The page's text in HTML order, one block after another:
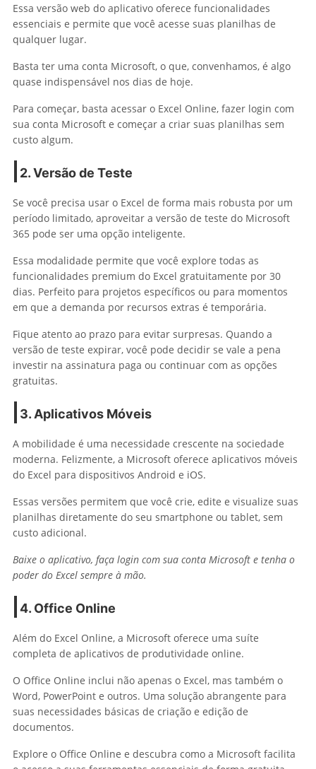
Essa versão web do aplicativo oferece funcionalidades
essenciais e permite que você acesse suas planilhas de
qualquer lugar.
Basta ter uma conta Microsoft, o que, convenhamos, é algo
quase indispensável nos dias de hoje.
Para começar, basta acessar o Excel Online, fazer login com
sua conta Microsoft e começar a criar suas planilhas sem
custo algum.
2. Versão de Teste
Se você precisa usar o Excel de forma mais robusta por um
período limitado, aproveitar a versão de teste do Microsoft
365 pode ser uma opção inteligente.
Essa modalidade permite que você explore todas as
funcionalidades premium do Excel gratuitamente por 30
dias. Perfeito para projetos específicos ou para momentos
em que a demanda por recursos extras é temporária.
Fique atento ao prazo para evitar surpresas. Quando a
versão de teste expirar, você pode decidir se vale a pena
investir na assinatura paga ou continuar com as opções
gratuitas.
3. Aplicativos Móveis
A mobilidade é uma necessidade crescente na sociedade
moderna. Felizmente, a Microsoft oferece aplicativos móveis
do Excel para dispositivos Android e iOS.
Essas versões permitem que você crie, edite e visualize suas
planilhas diretamente do seu smartphone ou tablet, sem
custo adicional.
Baixe o aplicativo, faça login com sua conta Microsoft e tenha o
poder do Excel sempre à mão.
4. Office Online
Além do Excel Online, a Microsoft oferece uma suíte
completa de aplicativos de produtividade online.
O Office Online inclui não apenas o Excel, mas também o
Word, PowerPoint e outros. Uma solução abrangente para
suas necessidades básicas de criação e edição de
documentos.
Explore o Office Online e descubra como a Microsoft facilita